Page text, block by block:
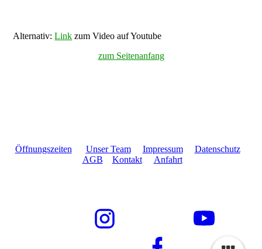
Alternativ:Link zum Video auf Youtube
zum Seitenanfang
Öffnungszeiten Unser Team Impressum
Datenschutz
AGB
Kontakt Anfahrt